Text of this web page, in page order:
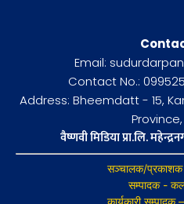
Email:
Contact No.:
Address: Bheemdatt - 15,
वैष्णवी मिडिया प्रा.लि.
सञ्चालक/प्रकाशक
सम्पादक -
कार्यकारी सम्पादक